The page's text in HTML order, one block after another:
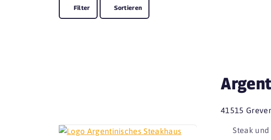
Filter Sortieren
41515
Steak